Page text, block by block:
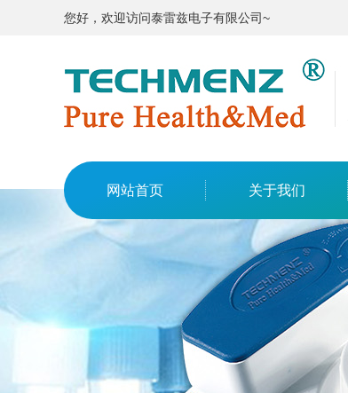
您好，欢迎访问泰雷兹电子有限公司~
网站首页 关于我们